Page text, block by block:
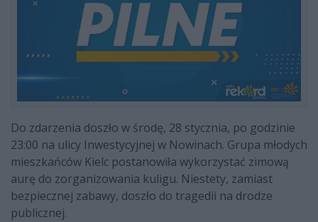
Do zdarzenia doszło w środę, 28 stycznia, po godzinie
23:00 na ulicy Inwestycyjnej w Nowinach. Grupa młodych
mieszkańców Kielc postanowiła wykorzystać zimową
aurę do zorganizowania kuligu. Niestety, zamiast
bezpiecznej zabawy, doszło do tragedii na drodze
publicznej.